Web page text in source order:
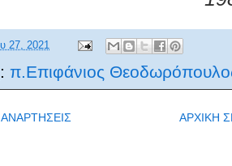
27, 2021
π.Επιφάνιος
ΑΡΧΙΚΗ